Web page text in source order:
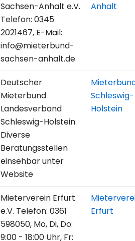
Sachsen-Anhalt e.V.
Telefon: 0345
2021467, E-Mail:
info@mieterbund-
sachsen-anhalt.de
Anhalt
Deutscher
Mieterbund
Landesverband
Schleswig-Holstein.
Diverse
Beratungsstellen
einsehbar unter
Website
Schleswig-
Holstein
Mieterverein Erfurt
e.V. Telefon: 0361
598050, Mo, Di, Do:
9:00 - 18:00 Uhr, Fr:
Erfurt